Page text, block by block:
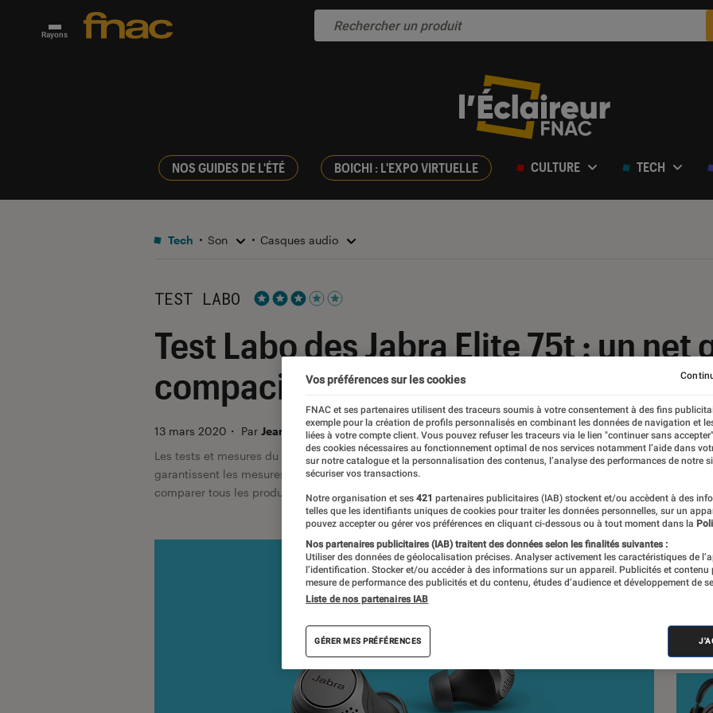
Rayons
NOS GUIDES DE L'ÉTÉ BOICHI : L'EXPO VIRTUELLE CULTURE TECH
Tech Son Casques audio
TEST LABO
Test Labo des Jabra Elite 75t : un net
compacité
13 mars 2020 ・ Par Jean-Charles Frelier, Mathieu Freitas
Les tests et mesures du Labo Fnac sont réalisés en toute indépendance du commerce ou des fabricants
garantissent les mesures grâce à leur expertise, et aux équipements de mesures les plus précis. Pour en
comparer tous les produits, visitez notre
comparateur
VOIR
Vos préférences sur les cookies
FNAC et ses partenaires utilisent des traceurs soumis à votre consentement à des fins
exemple pour la création de profils personnalisés en combinant les données de navigation et
liées à votre compte client. Vous pouvez refuser les traceurs via le lien "continuer sans
des cookies nécessaires au fonctionnement optimal de nos services notamment l’aide dans
sur notre catalogue et la personnalisation des contenus, l’analyse des performances de notre
sécuriser vos transactions.
Notre organisation et ses 421 partenaires publicitaires (IAB) stockent et/ou accèdent à des
telles que les identifiants uniques de cookies pour traiter les données personnelles, sur un
pouvez accepter ou gérer vos préférences en cliquant ci-dessous ou à tout moment dans la
Nos partenaires publicitaires (IAB) traitent des données selon les finalités suivantes :
Utiliser des données de géolocalisation précises. Analyser activement les caractéristiques de
l’identification. Stocker et/ou accéder à des informations sur un appareil. Publicités et contenu
mesure de performance des publicités et du contenu, études d’audience et développement de
Liste de nos partenaires IAB
GÉRER MES PRÉFÉRENCES